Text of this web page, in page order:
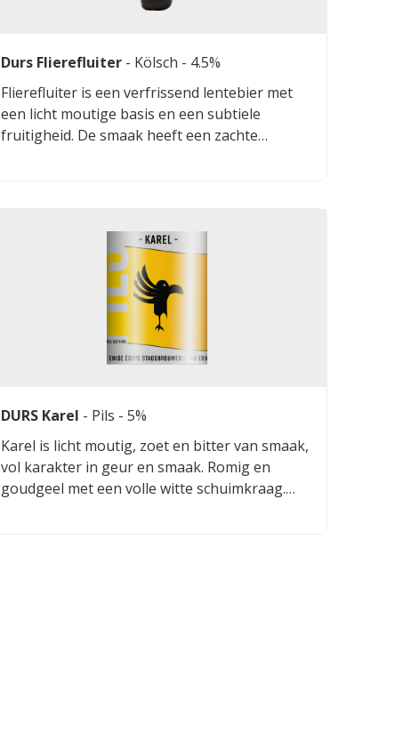
Durs Flierefluiter - Kölsch - 4.5%
Flierefluiter is een verfrissend lentebier met
een licht moutige basis en een subtiele
fruitigheid. De smaak heeft een zachte
DURS Karel - Pils - 5%
Karel is licht moutig, zoet en bitter van smaak,
vol karakter in geur en smaak. Romig en
goudgeel met een volle witte schuimkraag.